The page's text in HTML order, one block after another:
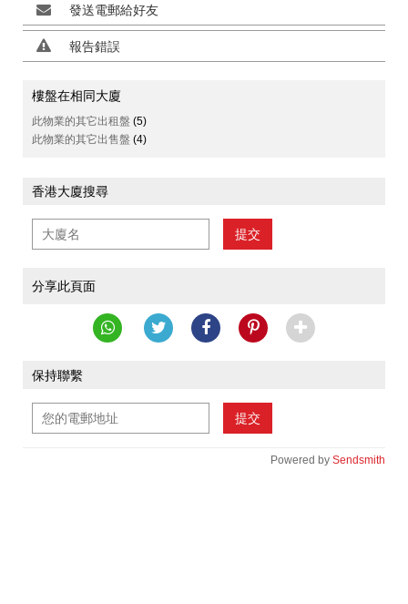
發送電郵給好友
報告錯誤
樓盤在相同大廈
此物業的其它出租盤 (5)
此物業的其它出售盤 (4)
香港大廈搜尋
提交
分享此頁面
保持聯繫
提交
Powered by Sendsmith